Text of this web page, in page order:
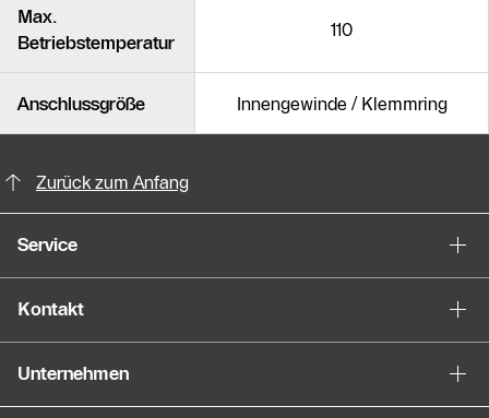
Max.
Betriebstemperatur
110
Anschlussgröße Innengewinde / Klemmring
Slider Bildergalerie
Zurück zum Anfang
Service
Kontakt
Unternehmen